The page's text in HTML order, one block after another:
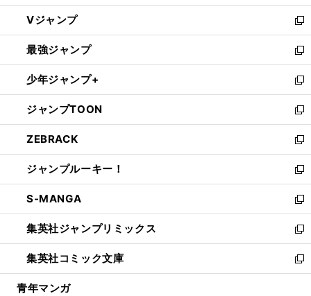
ウ
ィ
ン
ド
ウ
で
開
く
し
い
ウ
ィ
ン
ド
ウ
で
開
く
Vジャンプ
新
し
い
ウ
ィ
ン
ド
ウ
で
開
く
最強ジャンプ
新
し
い
ウ
ィ
ン
ド
ウ
で
開
く
少年ジャンプ+
新
し
い
ウ
ィ
ン
ド
ウ
で
開
く
ジャンプTOON
新
し
い
ウ
ィ
ン
ド
ウ
で
開
く
ZEBRACK
新
し
い
ウ
ィ
ン
ド
ウ
で
開
ジャンプルーキー！
新
し
い
ウ
ィ
ン
ド
ウ
S-MANGA
新
し
い
ウ
ィ
ン
集英社ジャンプリミックス
新
し
い
ウ
集英社コミック文庫
新
し
青年マンガ